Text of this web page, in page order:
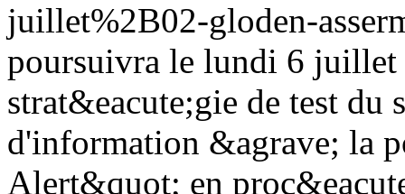
juillet%2B02-gloden-
poursuivra le lundi 6 juillet
strat&eacute;gie de test du
d'information &agrave; la
Alert&quot; en